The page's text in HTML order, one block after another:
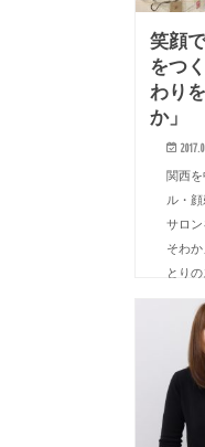
笑顔
をつ
わり
か」
関西
ル・
サロ
そわ
とり
い、
環境
また